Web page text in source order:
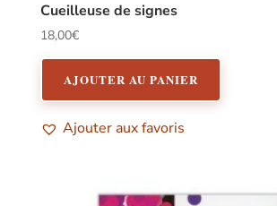
Cueilleuse de signes
18,00€
AJOUTER AU PANIER
Ajouter aux favoris